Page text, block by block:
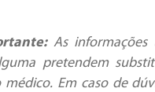
As informações
pretendem
Em caso de